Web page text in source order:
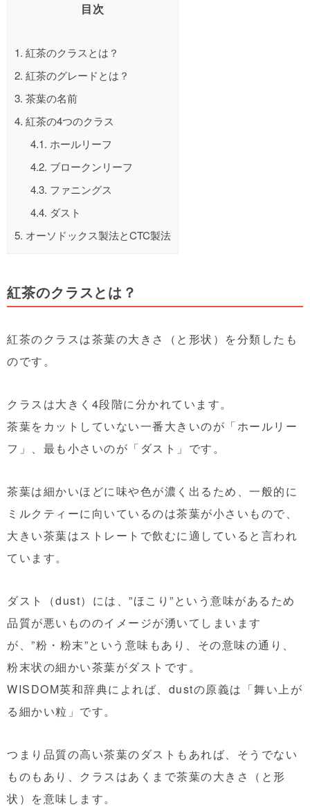
目次
1. 紅茶のクラスとは？
2. 紅茶のグレードとは？
3. 茶葉の名前
4. 紅茶の4つのクラス
4.1. ホールリーフ
4.2. ブロークンリーフ
4.3. ファニングス
4.4. ダスト
5. オーソドックス製法とCTC製法
紅茶のクラスとは？
紅茶のクラスは茶葉の大きさ（と形状）を分類したも
のです。
クラスは大きく4段階に分かれています。
茶葉をカットしていない一番大きいのが「ホールリー
フ」、最も小さいのが「ダスト」です。
茶葉は細かいほどに味や色が濃く出るため、一般的に
ミルクティーに向いているのは茶葉が小さいもので、
大きい茶葉はストレートで飲むに適していると言われ
ています。
ダスト（dust）には、”ほこり”という意味があるため
品質が悪いもののイメージが湧いてしまいます
が、”粉・粉末”という意味もあり、その意味の通り、
粉末状の細かい茶葉がダストです。
WISDOM英和辞典によれば、dustの原義は「舞い上が
る細かい粒」です。
つまり品質の高い茶葉のダストもあれば、そうでない
ものもあり、クラスはあくまで茶葉の大きさ（と形
状）を意味します。